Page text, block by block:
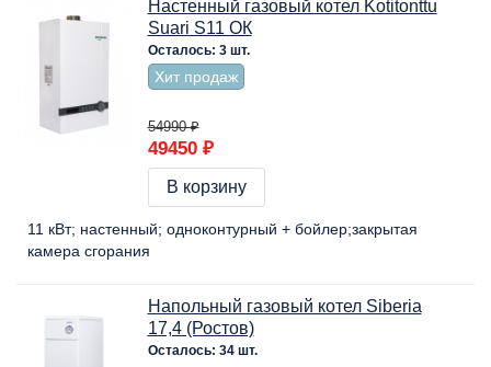
Настенный газовый котел Kotitonttu
Suari S11 ОК
Осталось: 3 шт.
Хит продаж
54990 ₽
49450 ₽
В корзину
11 кВт настенный одноконтурный + бойлер закрытая
камера сгорания
Напольный газовый котел Siberia
17,4 (Ростов)
Осталось: 34 шт.